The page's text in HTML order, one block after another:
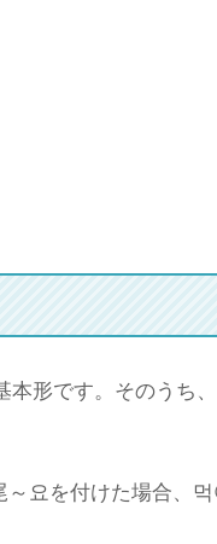
本形です。そのうち、
요を付けた場合、먹